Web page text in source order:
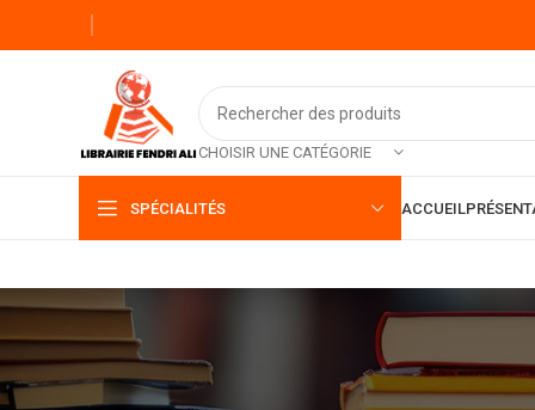
CHOISIR UNE CATÉGORIE
SPÉCIALITÉS ACCUEIL